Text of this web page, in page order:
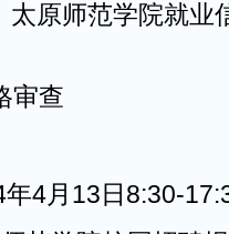
太原师范学院就业
查
年4月13日8:30-